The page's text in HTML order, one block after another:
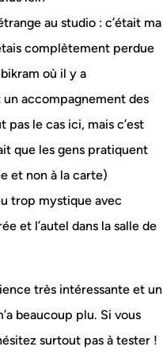
au studio : c’était ma
complètement perdue
où il y a
accompagnement des
pas le cas ici, mais c’est
que les gens pratiquent
et non à la carte)
trop mystique avec
et l’autel dans la salle de
très intéressante et un
beaucoup plu. Si vous
surtout pas à tester !